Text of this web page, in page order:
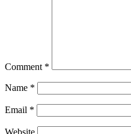
Comment *
Name *
Email *